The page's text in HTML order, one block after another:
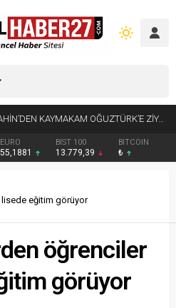
BAŞKAN FATMA ŞAHİN’DEN KAYMAKAM OĞUZTÜRK’E ZİYARET
EURO
55,1881
BIST 100
13.779,39
BITCOIN
₺
lisede eğitim görüyor
öğrenciler
görüyor